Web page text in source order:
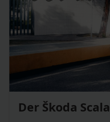
Der Škoda Scala